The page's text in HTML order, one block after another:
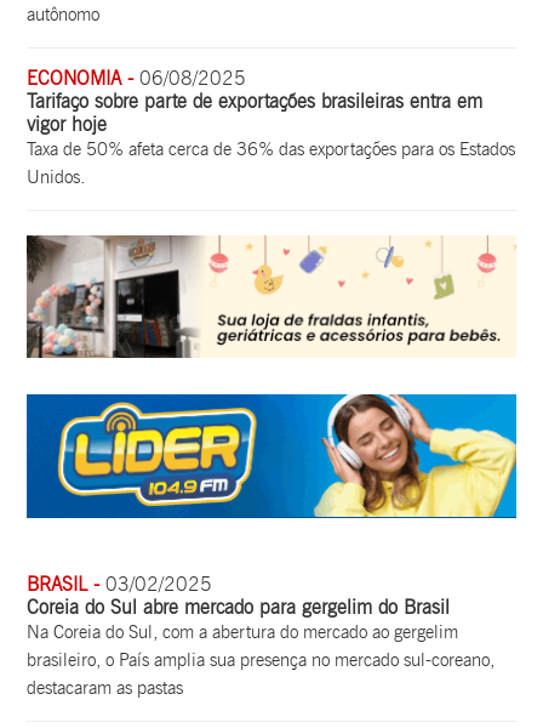
autônomo
ECONOMIA -06/08/2025
Tarifaço sobre parte de exportações brasileiras entra em
vigor hoje
Taxa de 50% afeta cerca de 36% das exportações para os Estados
Unidos.
BRASIL -03/02/2025
Coreia do Sul abre mercado para gergelim do Brasil
Na Coreia do Sul, com a abertura do mercado ao gergelim
brasileiro, o País amplia sua presença no mercado sul-coreano,
destacaram as pastas